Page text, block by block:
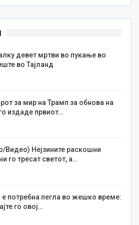
девет мртви во пукање во
во Тајланд
за мир на Трамп за обнова на
издаде првиот…
Видео) Нејзините раскошни
го тресат светот, а…
е потребна пегла во жешко време:
го овој…